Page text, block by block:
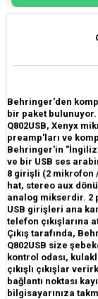
Behringer'den
bir paket bulunuyor.
Q802USB, Xenyx
preamp'ları ve
Behringer'in
ve bir USB ses
8 girişli (2 mikrofon
hat, stereo aux
analog mikserdir. 2
USB girişleri ana
telefon çıkışlarına
Çıkış tarafında,
Q802USB size
kontrol odası,
çıkışlı çıkışlar
bağlantı noktası
bilgisayarınıza